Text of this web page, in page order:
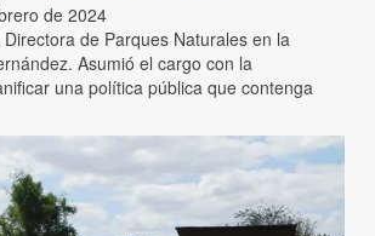
de 2024
de Parques Naturales en la
Asumió el cargo con la
una política pública que contenga